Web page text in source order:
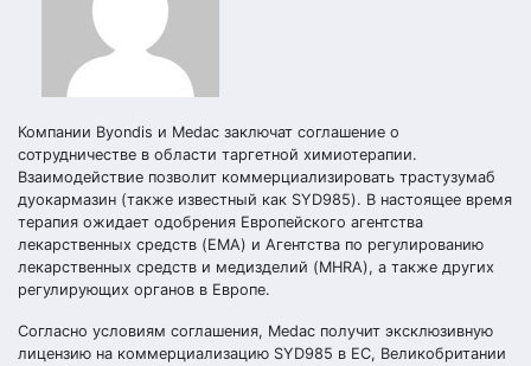
Компании Byondis и Medac заключат соглашение о
сотрудничестве в области таргетной химиотерапии.
Взаимодействие позволит коммерциализировать трастузумаб
дуокармазин (также известный как SYD985). В настоящее время
терапия ожидает одобрения Европейского агентства
лекарственных средств (EMA) и Агентства по регулированию
лекарственных средств и медизделий (MHRA), а также других
регулирующих органов в Европе.
Согласно условиям соглашения, Medac получит эксклюзивную
лицензию на коммерциализацию SYD985 в ЕС, Великобритании